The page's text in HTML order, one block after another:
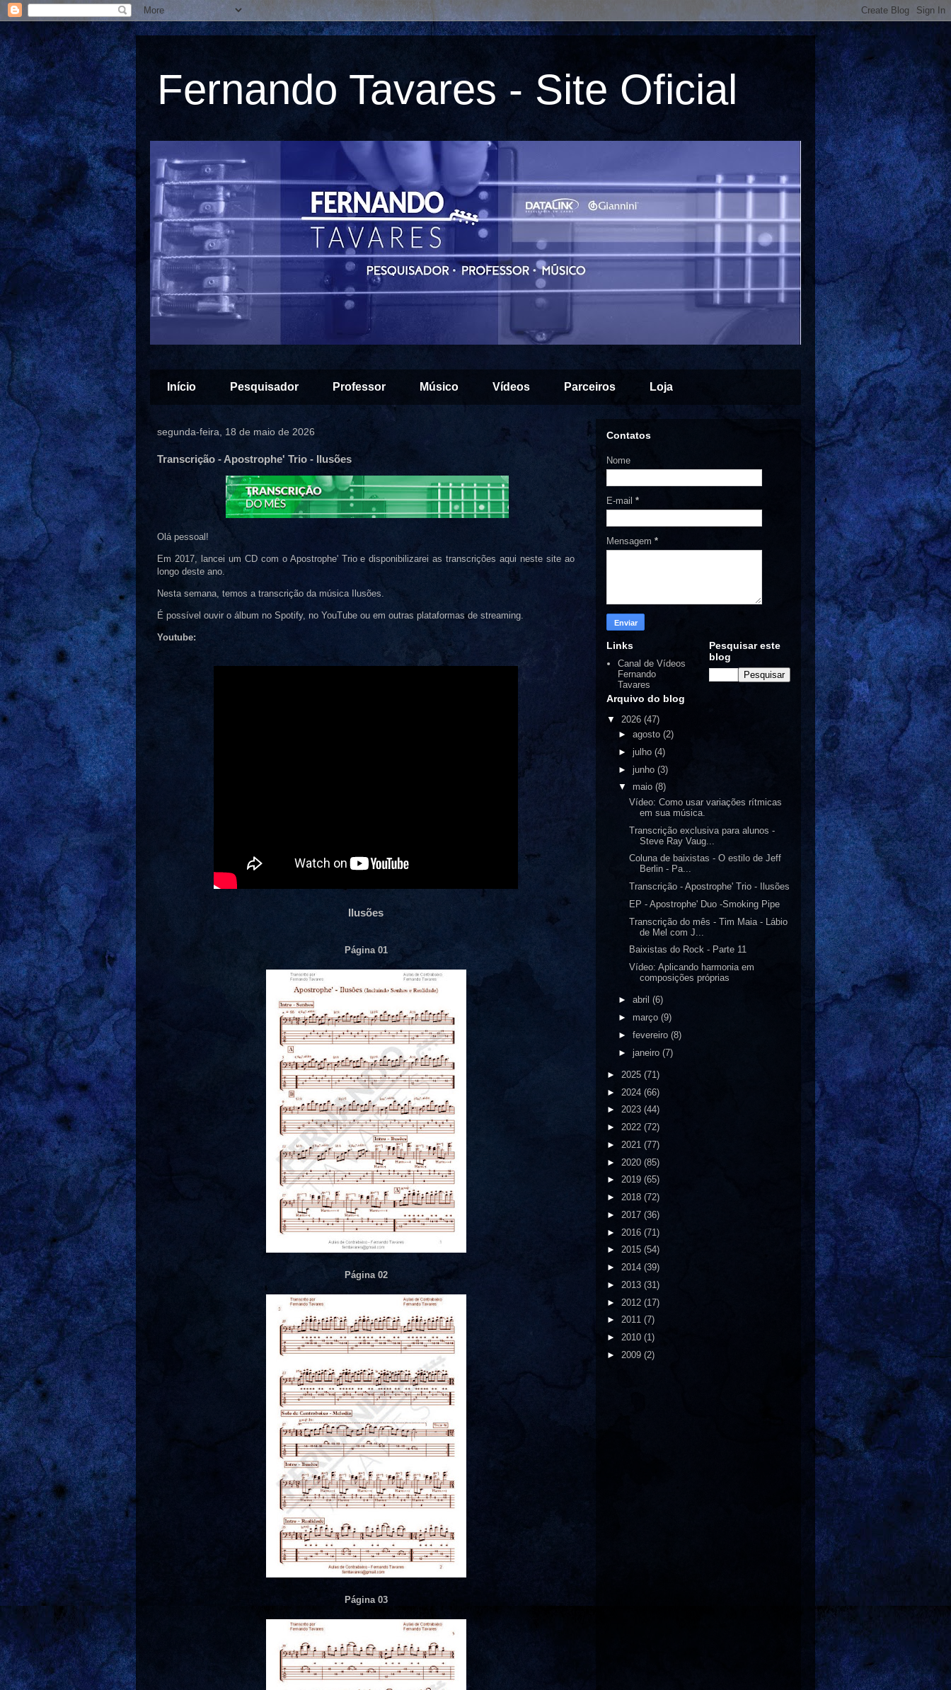
Fernando Tavares - Site Oficial
Início Pesquisador Professor Músico Vídeos Parceiros Loja
segunda-feira, 18 de maio de 2026
Transcrição - Apostrophe' Trio - Ilusões
Olá pessoal!
Em 2017, lancei um CD com o Apostrophe' Trio e disponibilizarei as transcrições aqui neste site ao
longo deste ano.
Nesta semana, temos a transcrição da música Ilusões.
É possível ouvir o álbum no Spotify, no YouTube ou em outras plataformas de streaming.
Youtube:
Ilusões
Página 01
Página 02
Página 03
Contatos
Nome
E-mail *
Mensagem *
Links
Canal de Vídeos
Fernando
Tavares
Pesquisar este
blog
Arquivo do blog
▼ 2026 (47)
► agosto (2)
► julho (4)
► junho (3)
▼ maio (8)
Vídeo: Como usar variações rítmicas
em sua música.
Transcrição exclusiva para alunos -
Steve Ray Vaug...
Coluna de baixistas - O estilo de Jeff
Berlin - Pa...
Transcrição - Apostrophe' Trio - Ilusões
EP - Apostrophe' Duo -Smoking Pipe
Transcrição do mês - Tim Maia - Lábio
de Mel com J...
Baixistas do Rock - Parte 11
Vídeo: Aplicando harmonia em
composições próprias
► abril (6)
► março (9)
► fevereiro (8)
► janeiro (7)
► 2025 (71)
► 2024 (66)
► 2023 (44)
► 2022 (72)
► 2021 (77)
► 2020 (85)
► 2019 (65)
► 2018 (72)
► 2017 (36)
► 2016 (71)
► 2015 (54)
► 2014 (39)
► 2013 (31)
► 2012 (17)
► 2011 (7)
► 2010 (1)
► 2009 (2)